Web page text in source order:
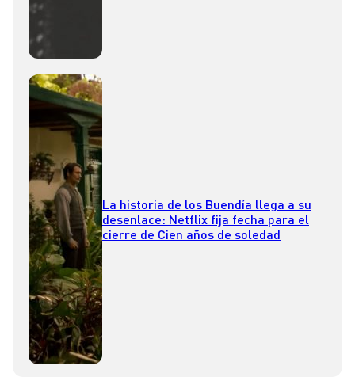
La historia de los Buendía llega a su
desenlace: Netflix fija fecha para el
cierre de Cien años de soledad